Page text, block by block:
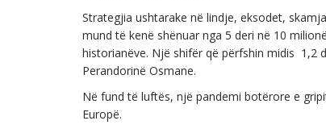
Strategjia ushtarake në lindje, eksodet,
mund të kenë shënuar nga 5 deri në 10
historianëve. Një shifër që përfshin midis 1,2
Perandorinë Osmane.
Në fund të luftës, një pandemi botërore e
Europë.